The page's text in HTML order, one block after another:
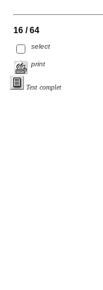
16 / 64
select
print
Text complet